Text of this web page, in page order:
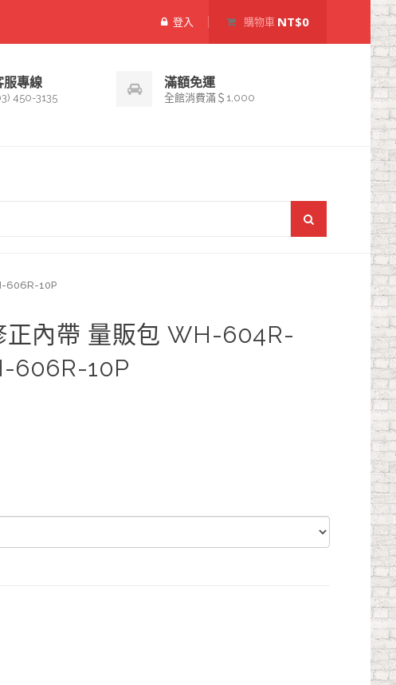
登入 購物車 NT$0
服專線
450-3135
滿額免運
全館消費滿＄1,000
606R-10P
正內帶 量販包 WH-604R-
606R-10P